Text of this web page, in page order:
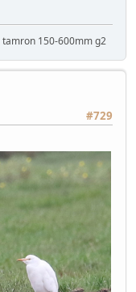
tamron 150-600mm g2
#729